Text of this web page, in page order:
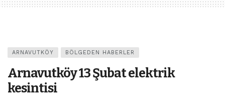
ARNAVUTKÖY BÖLGEDEN HABERLER
Arnavutköy 13 Şubat elektrik
kesintisi